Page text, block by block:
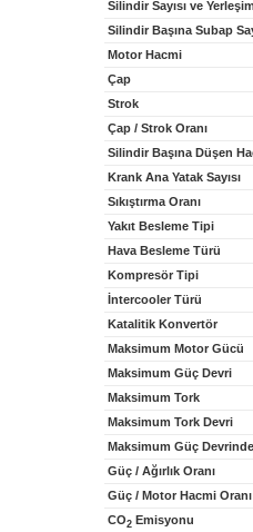
Silindir Sayısı ve
Silindir Başına Subap
Motor Hacmi
Çap
Strok
Çap / Strok Oranı
Silindir Başına Düşen
Krank Ana Yatak Sayısı
Sıkıştırma Oranı
Yakıt Besleme Tipi
Hava Besleme Türü
Kompresör Tipi
İntercooler Türü
Katalitik Konvertör
Maksimum Motor Gücü
Maksimum Güç Devri
Maksimum Tork
Maksimum Tork Devri
Maksimum Güç
Güç / Ağırlık Oranı
Güç / Motor Hacmi Oranı
CO2 Emisyonu